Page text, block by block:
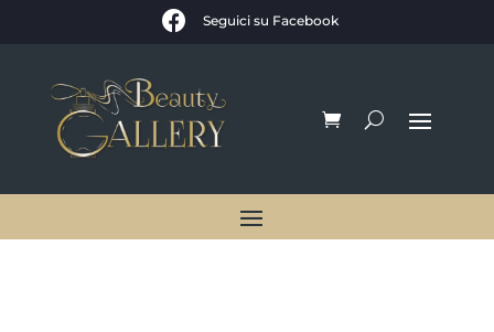
 Seguici su Facebook